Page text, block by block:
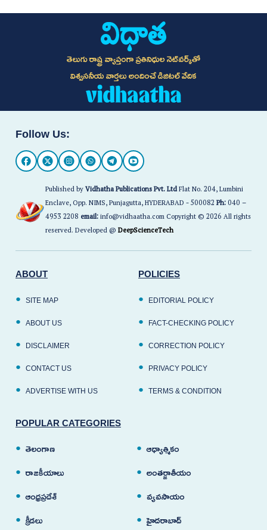
తెలుగు రాష్ట్ర వ్యాప్తంగా ప్రతినిధుల నెట్‌వర్క్‌తో
విశ్వసనీయ వార్తలు అందించే డిజిటల్ వేదిక
Follow Us:
Published byVidhatha Publications Pvt. LtdFlat No. 204, Lumbini
Enclave, Opp. NIMS, Punjagutta, HYDERABAD - 500082Ph:040 –
4953 2208 email:info@vidhaatha.com Copyright © 2026 All rights
reserved. Developed @DeepScienceTech
ABOUT
SITE MAP
ABOUT US
DISCLAIMER
CONTACT US
ADVERTISE WITH US
POLICIES
EDITORIAL POLICY
FACT-CHECKING POLICY
CORRECTION POLICY
PRIVACY POLICY
TERMS & CONDITION
POPULAR CATEGORIES
తెలంగాణ ఆధ్యాత్మికం
రాజకీయాలు అంతర్జాతీయం
ఆంధ్రప్రదేశ్ వ్యవసాయం
క్రీడలు హైదరాబాద్